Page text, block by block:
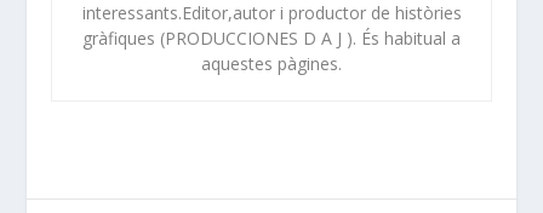
interessants.Editor,autor i productor de històries
gràfiques (PRODUCCIONES D A J ). És habitual a
aquestes pàgines.